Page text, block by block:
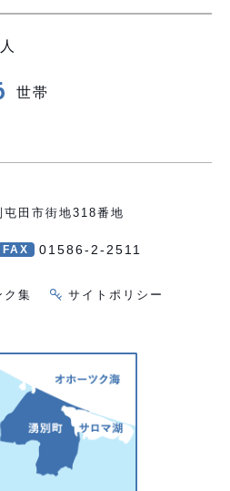
人
世帯
田市街地318番地
FAX 01586-2-2511
ク集 サイトポリシー